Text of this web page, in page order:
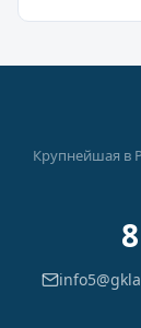
Крупнейшая в